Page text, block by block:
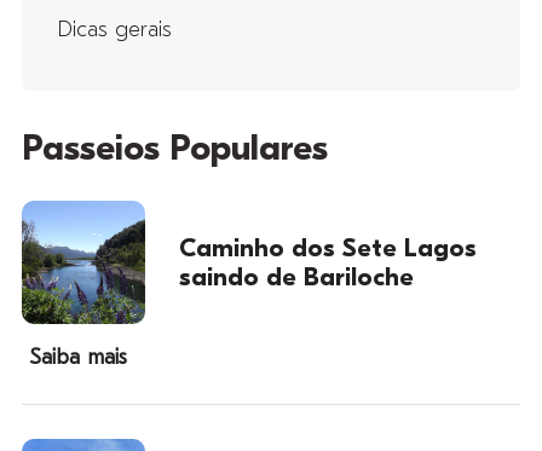
Dicas gerais
Passeios Populares
Caminho dos Sete Lagos
saindo de Bariloche
Saiba mais